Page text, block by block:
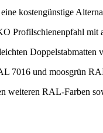
kostengünstige
Profilschienenpfahl
Doppelstabmatten
7016 und moosgrün
RAL-Farben